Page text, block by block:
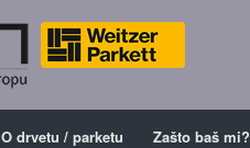
O drvetu / parketu Zašto baš mi?